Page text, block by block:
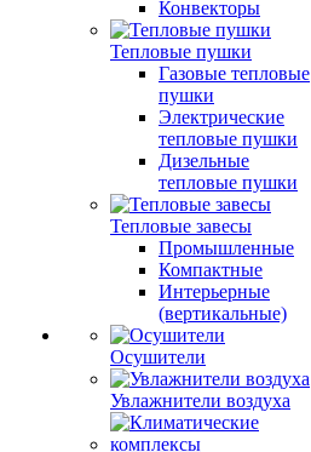
Конвекторы
Тепловые пушки
Газовые тепловые
пушки
Электрические
тепловые пушки
Дизельные
тепловые пушки
Тепловые завесы
Промышленные
Компактные
Интерьерные
(вертикальные)
Осушители
Увлажнители воздуха